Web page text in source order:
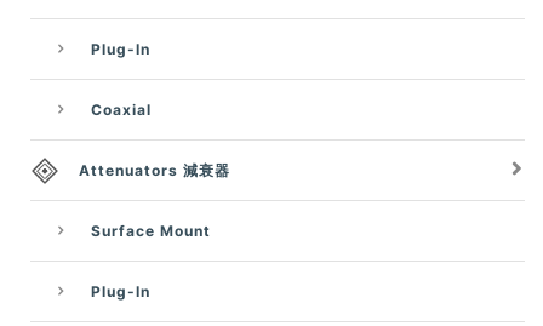
Plug-In
Coaxial
Attenuators 減衰器
Surface Mount
Plug-In